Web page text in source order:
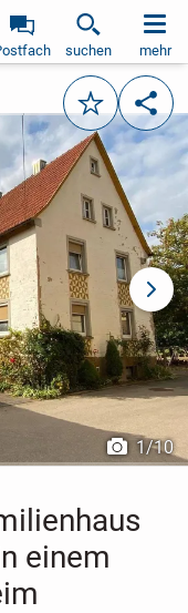
suchen mehr
Merken
1/10
einem